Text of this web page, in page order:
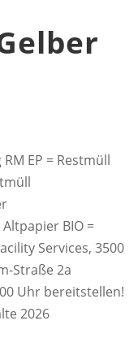
EP = Restmüll
BIO =
Services, 3500
Straße 2a
Uhr bereitstellen!
2026